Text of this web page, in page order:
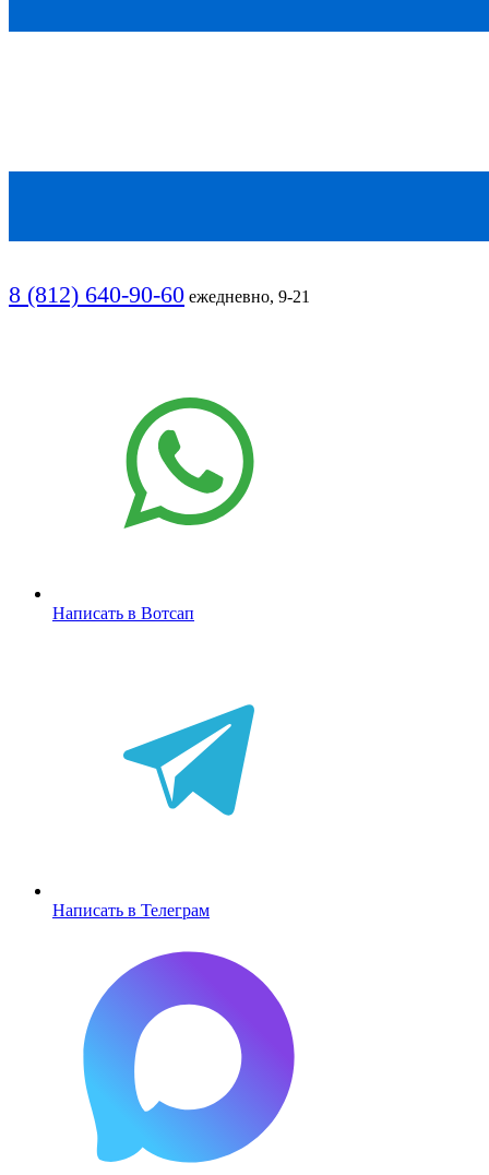
8 (812) 640-90-60 ежедневно, 9-21
Написать в Вотсап
Написать в Телеграм